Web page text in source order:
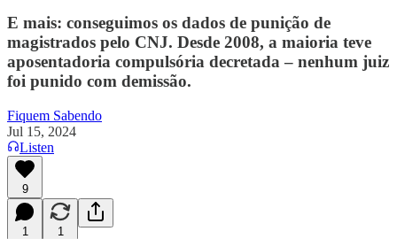
E mais: conseguimos os dados de punição de
magistrados pelo CNJ. Desde 2008, a maioria teve
aposentadoria compulsória decretada – nenhum juiz
foi punido com demissão.
Fiquem Sabendo
Jul 15, 2024
Listen
9
1 1